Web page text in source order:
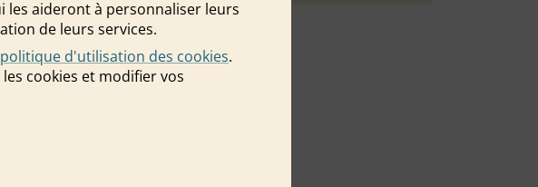
les aideront à personnaliser leurs
de leurs services.
d'utilisation des cookies.
cookies et modifier vos